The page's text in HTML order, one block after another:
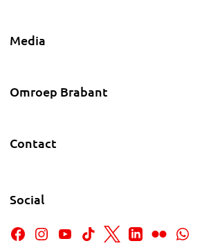
Media
Omroep Brabant
Contact
Social